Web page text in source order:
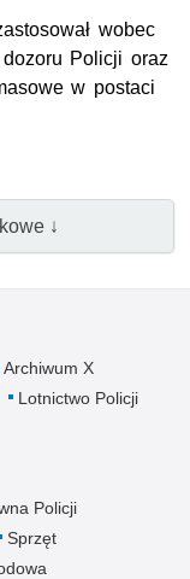
wobec
Policji oraz
w postaci
↓
Archiwum X
Lotnictwo Policji
Policji
Sprzęt